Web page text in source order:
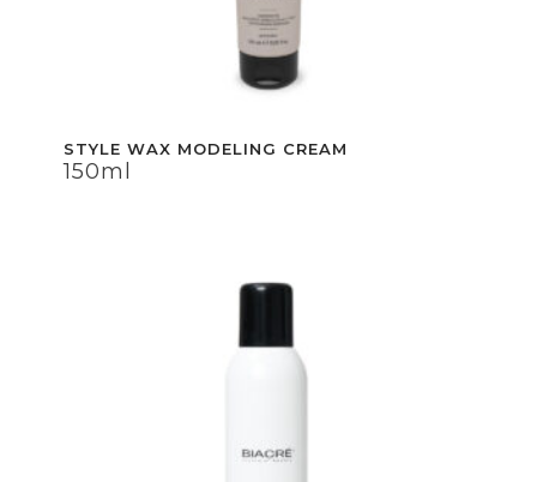
STYLE WAX MODELING CREAM
150ml